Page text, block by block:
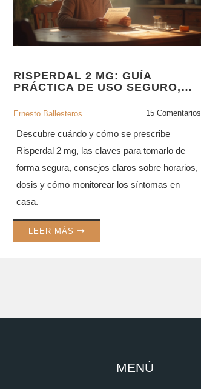
RISPERDAL 2 MG: GUÍA
PRÁCTICA DE USO SEGURO,
DOSIS Y MONITOREO
Ernesto Ballesteros 15 Comentarios
Descubre cuándo y cómo se prescribe
Risperdal 2 mg, las claves para tomarlo de
forma segura, consejos claros sobre horarios,
dosis y cómo monitorear los síntomas en
casa.
LEER MÁS
MENÚ